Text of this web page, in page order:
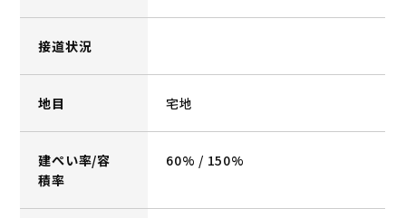
接道状況
地目 宅地
建ぺい率/容
積率
60% / 150%